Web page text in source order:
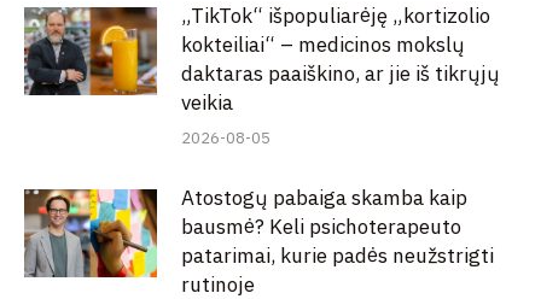
„TikTok“ išpopuliarėję „kortizolio
kokteiliai“ – medicinos mokslų
daktaras paaiškino, ar jie iš tikrųjų
veikia
2026-08-05
Atostogų pabaiga skamba kaip
bausmė? Keli psichoterapeuto
patarimai, kurie padės neužstrigti
rutinoje